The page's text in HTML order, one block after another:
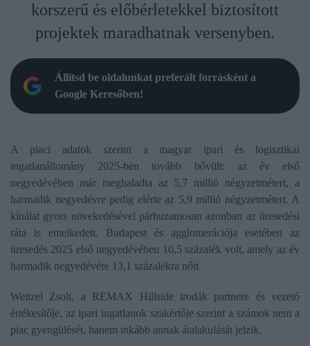
korszerű és előbérletekkel biztosított
projektek maradhatnak versenyben.
Állítsd be oldalunkat preferált forrásként a
Google Keresőben!
A piaci adatok szerint a magyar ipari és logisztikai
ingatlanállomány 2025-ben tovább bővült: az év első
negyedévében már meghaladta az 5,7 millió négyzetmétert, a
harmadik negyedévre pedig elérte az 5,9 millió négyzetmétert. A
kínálat gyors növekedésével párhuzamosan azonban az üresedési
ráta is emelkedett. Budapest és agglomerációja esetében az
üresedés 2025 első negyedévében 10,5 százalék volt, amely az év
harmadik negyedévére 13,1 százalékra nőtt.
Weitzel Zsolt, a REMAX Hillside irodák partnere és vezető
értékesítője, az ipari ingatlanok szakértője szerint a számok nem a
piac gyengülését, hanem inkább annak átalakulását jelzik.